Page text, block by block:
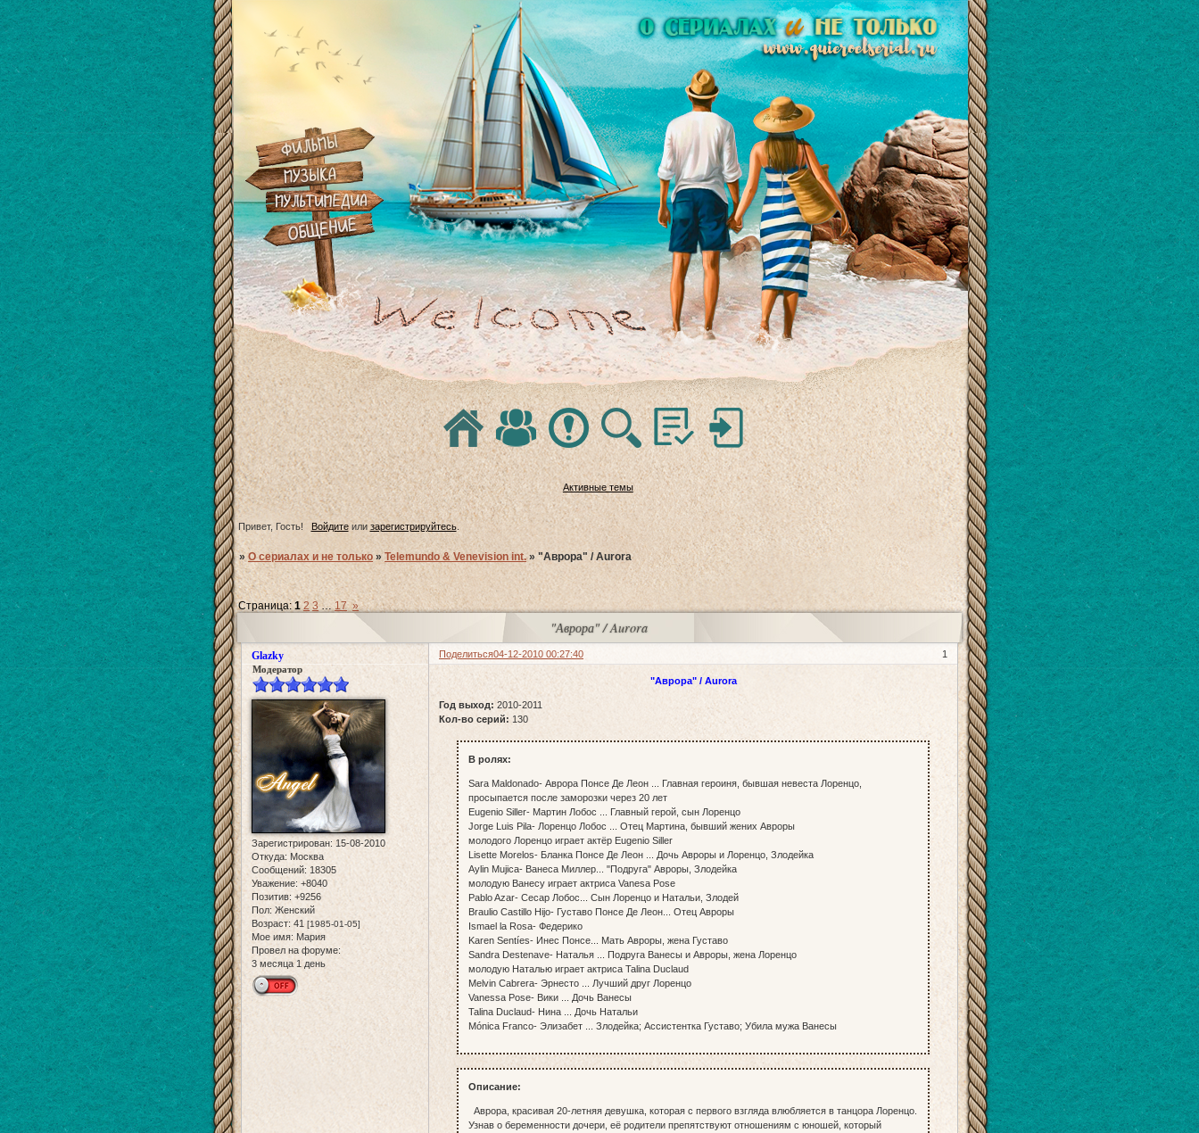
Активные темы
Привет, Гость! Войдитеили зарегистрируйтесь.
»О сериалах и не только »Telemundo & Venevision int. »"Аврора" / Aurora
"Аврора" / Aurora
Страница:1 2 3 … 17 »
Поделиться 1
04-12-2010 00:27:40
Glazky
Модератор
Зарегистрирован: 15-08-2010
Откуда: Москва
Сообщений: 18305
Уважение: +8040
Позитив: +9256
Пол: Женский
Возраст: 41 [1985-01-05]
Мое имя: Мария
Провел на форуме:
3 месяца 1 день
"Аврора" / Aurora
Год выход: 2010-2011
Кол-во серий: 130
В ролях:
Sara Maldonado- Аврора Понсе Де Леон ... Главная героиня, бывшая невеста Лоренцо,
просыпается после заморозки через 20 лет
Eugenio Siller- Мартин Лобос ... Главный герой, сын Лоренцо
Jorge Luis Pila- Лоренцо Лобос ... Отец Мартина, бывший жених Авроры
молодого Лоренцо играет актёр Eugenio Siller
Lisette Morelos- Бланка Понсе Де Леон ... Дочь Авроры и Лоренцо, Злодейка
Aylin Mujica- Ванеса Миллер... "Подруга" Авроры, Злодейка
молодую Ванесу играет актриса Vanesa Pose
Pablo Azar- Сесар Лобос... Сын Лоренцо и Натальи, Злодей
Braulio Castillo Hijo- Густаво Понсе Де Леон... Отец Авроры
Ismael la Rosa- Федерико
Karen Sentíes- Инес Понсе... Мать Авроры, жена Густаво
Sandra Destenave- Наталья ... Подруга Ванесы и Авроры, жена Лоренцо
молодую Наталью играет актриса Talina Duclaud
Melvin Cabrera- Эрнесто ... Лучший друг Лоренцо
Vanessa Pose- Вики ... Дочь Ванесы
Talina Duclaud- Нина ... Дочь Натальи
Mónica Franco- Элизабет ... Злодейка; Ассистентка Густаво; Убила мужа Ванесы
Описание:
Аврора, красивая 20-летняя девушка, которая с первого взгляда влюбляется в танцора Лоренцо.
Узнав о беременности дочери, её родители препятствуют отношениям с юношей, который